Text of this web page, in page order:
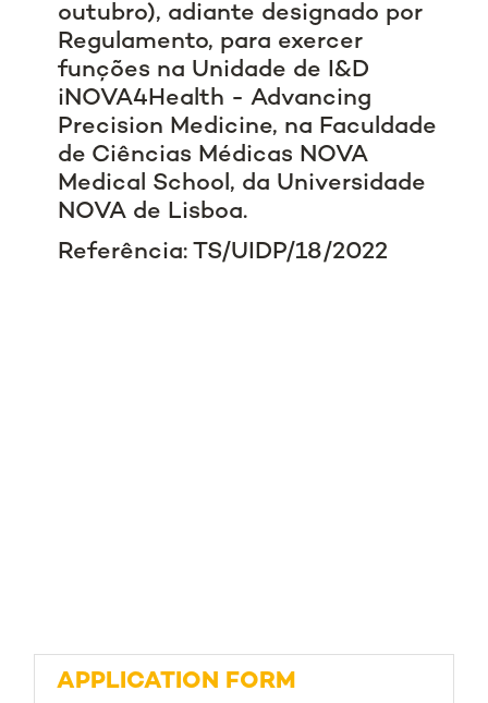
outubro), adiante designado por
Regulamento, para exercer
funções na Unidade de I&D
iNOVA4Health - Advancing
Precision Medicine, na Faculdade
de Ciências Médicas NOVA
Medical School, da Universidade
NOVA de Lisboa.
Referência: TS/UIDP/18/2022
APPLICATION FORM